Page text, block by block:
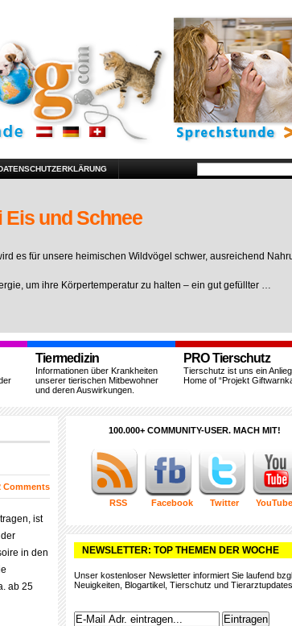
Eis und Schnee
es für unsere heimischen Wildvögel schwer, ausreichend
um ihre Körpertemperatur zu halten – ein gut gefüllter …
Tiermedizin
Informationen über Krankheiten
unserer tierischen Mitbewohner
und deren Auswirkungen.
PRO Tierschutz
Tierschutz ist uns ein
Home of “Projekt
Comments
ist
in den
ab 25
100.000+ COMMUNITY-USER. MACH MIT!
RSS Facebook Twitter YouTube
NEWSLETTER: TOP THEMEN DER WOCHE
Unser kostenloser Newsletter informiert Sie laufend
Neuigkeiten, Blogartikel, Tierschutz und